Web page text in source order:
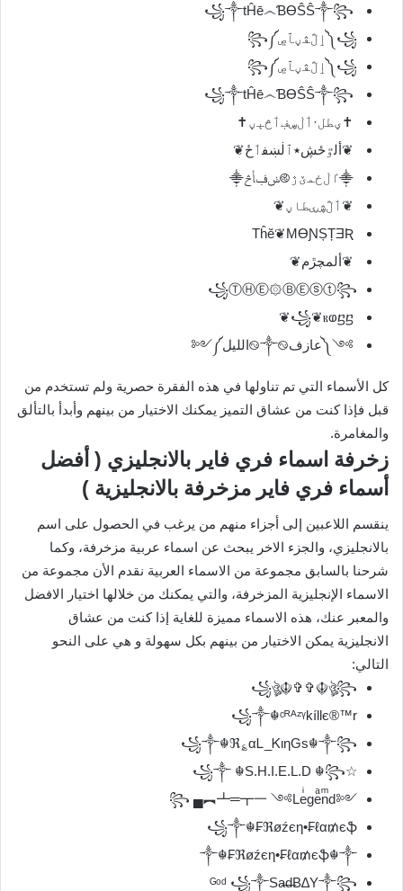
꧁༼ٳڷڤڼٱڝ༽꧂
꧁༼ٳڷڤڼٱڝ༽꧂
✝ؠطل·ٲڶڛڣٲڅٻڼ✝
❦ألٷځڜ٭ٱڶښڧٲځ❦
⸎ٵڶځمێڙ࿋ݭڣأڅ⸎
❦ٲڷڜۑطاڼ❦
❦ألمچڙم❦
꧁ⓉⒽⒺ۞ⒷⒺⓢⓣ꧂
༻༼عازف࿊༒࿊الليل༽༺
كل الأسماء التي تم تناولها في هذه الفقرة حصرية ولم تستخدم من
قبل فإذا كنت من عشاق التميز يمكنك الاختيار من بينهم وأبدأ بالتألق
والمغامرة.
زخرفة اسماء فري فاير بالانجليزي ( أفضل
أسماء فري فاير مزخرفة بالانجليزية )
ينقسم اللاعبين إلى أجزاء منهم من يرغب في الحصول على اسم
بالانجليزي، والجزء الاخر يبحث عن اسماء عربية مزخرفة، وكما
شرحنا بالسابق مجموعة من الاسماء العربية نقدم الأن مجموعة من
الاسماء الإنجليزية المزخرفة، والتي يمكنك من خلالها اختيار الافضل
والمعبر عنك، هذه الاسماء مميزة للغاية إذا كنت من عشاق
الانجليزية يمكن الاختيار من بينهم بكل سهولة و هي على النحو
التالي:
꧁ঔৣ☬✞✞☬ঔৣ꧂
꧁༒☬ᶜᴿᴬᶻᵞkíllє®™r
꧁༒☬ℜ؏αᏞ_ᏦιηGs☬༒꧂
☆꧁༒ ☬S.H.I.E.L.D ☬꧂
꧂ ▄︻┻═┳一 ༺Leͥgeͣnͫd༻
꧁༒☬₣ℜøźєη•₣ℓα₥єֆ
༒☬₣ℜøźєη•₣ℓα₥єֆ☬༒
ᴳᵒᵈ ꧁༒Sa̶d̶B∆Y༒꧂